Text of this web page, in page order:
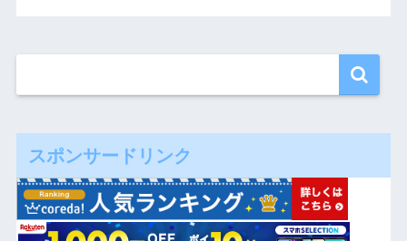
スポンサードリンク